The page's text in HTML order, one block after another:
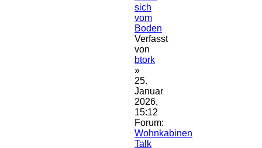
sich
vom
Boden
Verfasst
von
btork
»
25.
Januar
2026,
15:12
Forum:
Wohnkabinen
Talk